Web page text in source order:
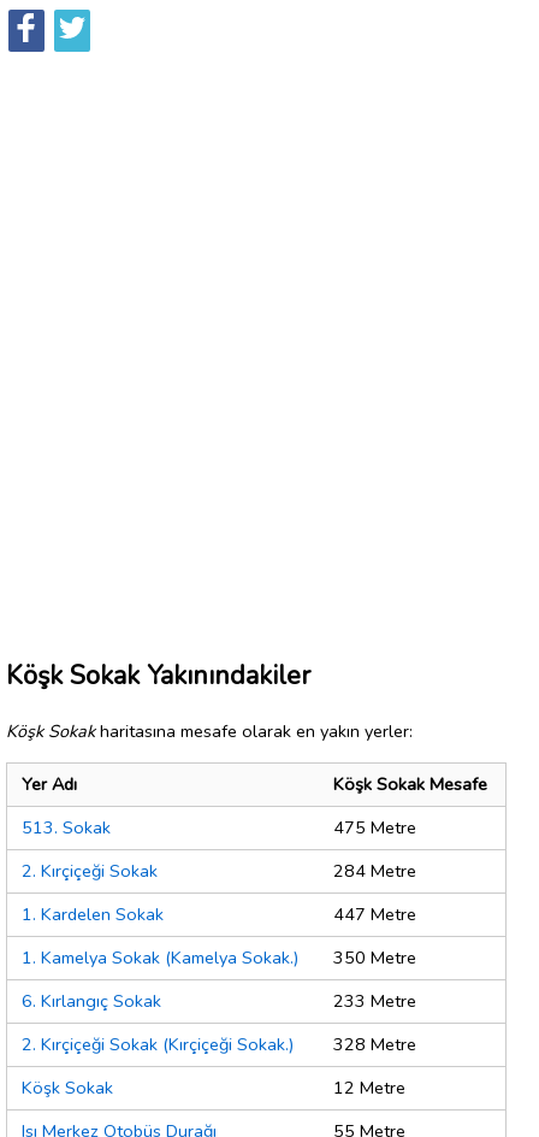
Köşk Sokak Yakınındakiler
Köşk Sokakharitasına mesafe olarak en yakın yerler:
Yer Adı
Köşk Sokak Mesafe
513. Sokak
475 Metre
2. Kırçiçeği Sokak
284 Metre
1. Kardelen Sokak
447 Metre
1. Kamelya Sokak (Kamelya Sokak.)
350 Metre
6. Kırlangıç Sokak
233 Metre
2. Kırçiçeği Sokak (Kırçiçeği Sokak.)
328 Metre
Köşk Sokak
12 Metre
Isı Merkez Otobüs Durağı
55 Metre